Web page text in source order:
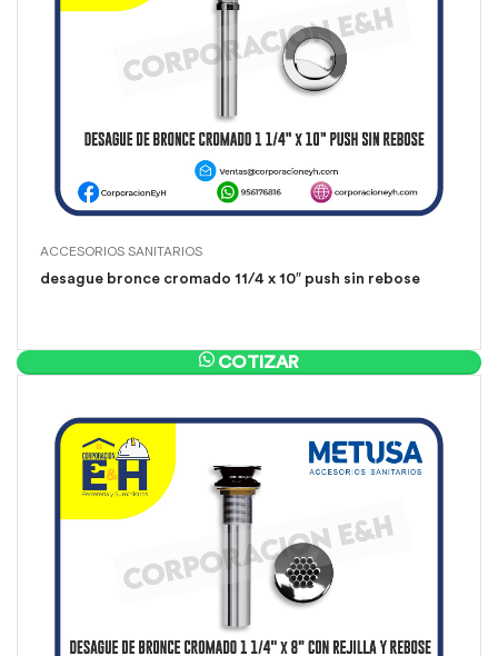
ACCESORIOS SANITARIOS
desague bronce cromado 11/4 x 10″ push sin rebose
COTIZAR